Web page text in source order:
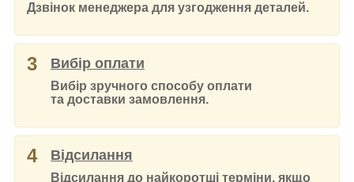
Дзвінок менеджера для узгодження деталей.
3 Вибір оплати
Вибір зручного способу оплати
та доставки замовлення.
4 Відсилання
Відсилання до найкоротші терміни, якщо